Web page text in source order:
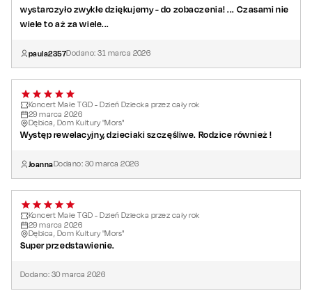
wystarczyło zwykłe dziękujemy - do zobaczenia! ... Czasami nie
wiele to aż za wiele...
paula2357Dodano:31 marca 2026
Koncert Małe TGD - Dzień Dziecka przez cały rok
29 marca 2026
Dębica, Dom Kultury "Mors"
Występ rewelacyjny, dzieciaki szczęśliwe. Rodzice również !
JoannaDodano: 30marca 2026
Koncert Małe TGD - Dzień Dziecka przez cały rok
29 marca 2026
Dębica, Dom Kultury "Mors"
Super przedstawienie.
Dodano: 30marca 2026